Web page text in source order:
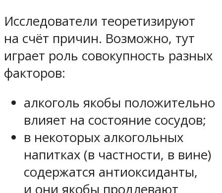
Исследователи теоретизируют
на счёт причин. Возможно, тут
играет роль совокупность разных
факторов:
алкоголь якобы положительно
влияет на состояние сосудов;
в некоторых алкогольных
напитках (в частности, в вине)
содержатся антиоксиданты,
и они якобы продлевают